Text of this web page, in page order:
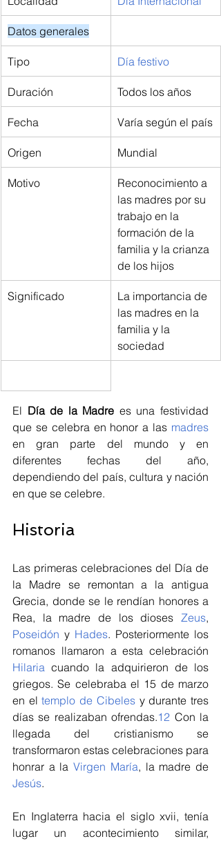
Datos generales
Tipo Día festivo
Duración Todos los años
Fecha Varía según el país
Origen Mundial
Motivo
Reconocimiento a
las madres por su
trabajo en la
formación de la
familia y la crianza
de los hijos
Significado
La importancia de
las madres en la
familia y la
sociedad
El Día de la Madre es una festividad
que se celebra en honor a las madres
en gran parte del mundo y en
diferentes fechas del año,
dependiendo del país, cultura y nación
en que se celebre.
Historia
Las primeras celebraciones del Día de
la Madre se remontan a la antigua
Grecia, donde se le rendían honores a
Rea, la madre de los dioses Zeus
Poseidón y Hades. Posteriormente los
Hilaria cuando la adquirieron de los
griegos. Se celebraba el 15 de marzo
en el templo de Cibeles y durante tres
días se realizaban ofrendas.1 2 ​ Con la
llegada del cristianismo se
transformaron estas celebraciones para
honrar a la Virgen María
Jesús.
En Inglaterra hacia el siglo xvii, tenía
lugar un acontecimiento similar,